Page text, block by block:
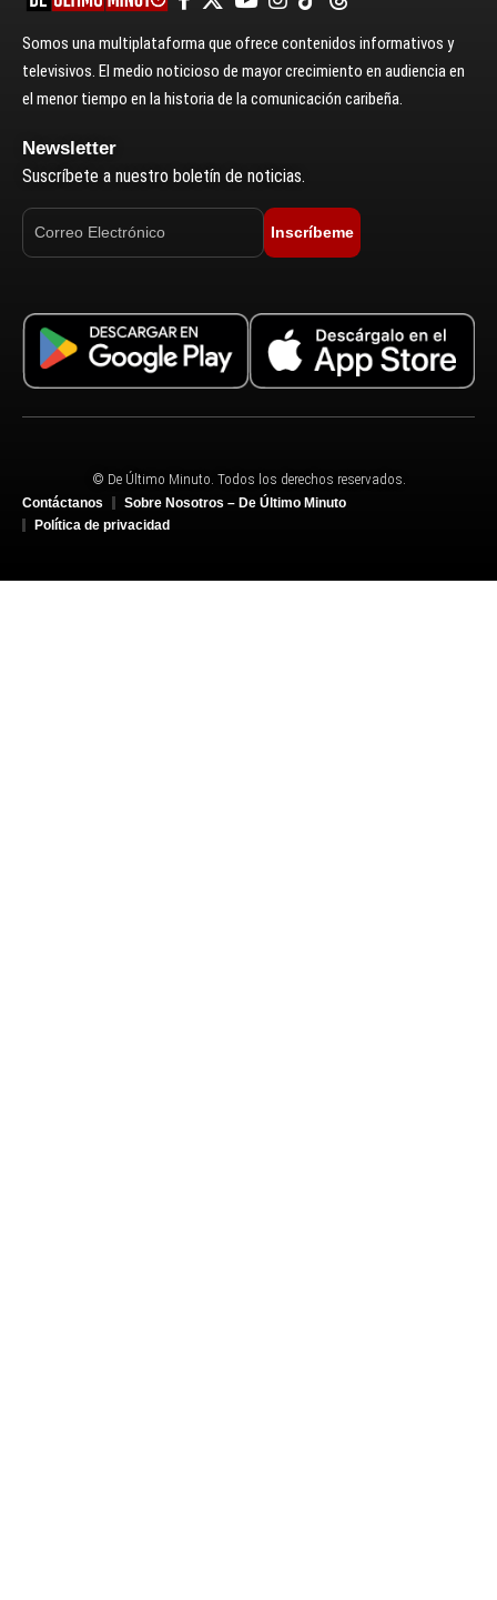
Somos una multiplataforma que ofrece contenidos informativos y
televisivos. El medio noticioso de mayor crecimiento en audiencia en
el menor tiempo en la historia de la comunicación caribeña.
Newsletter
Suscríbete a nuestro boletín de noticias.
Inscríbeme
© De Último Minuto. Todos los derechos reservados.
Contáctanos
Sobre Nosotros – De Último Minuto
Política de privacidad